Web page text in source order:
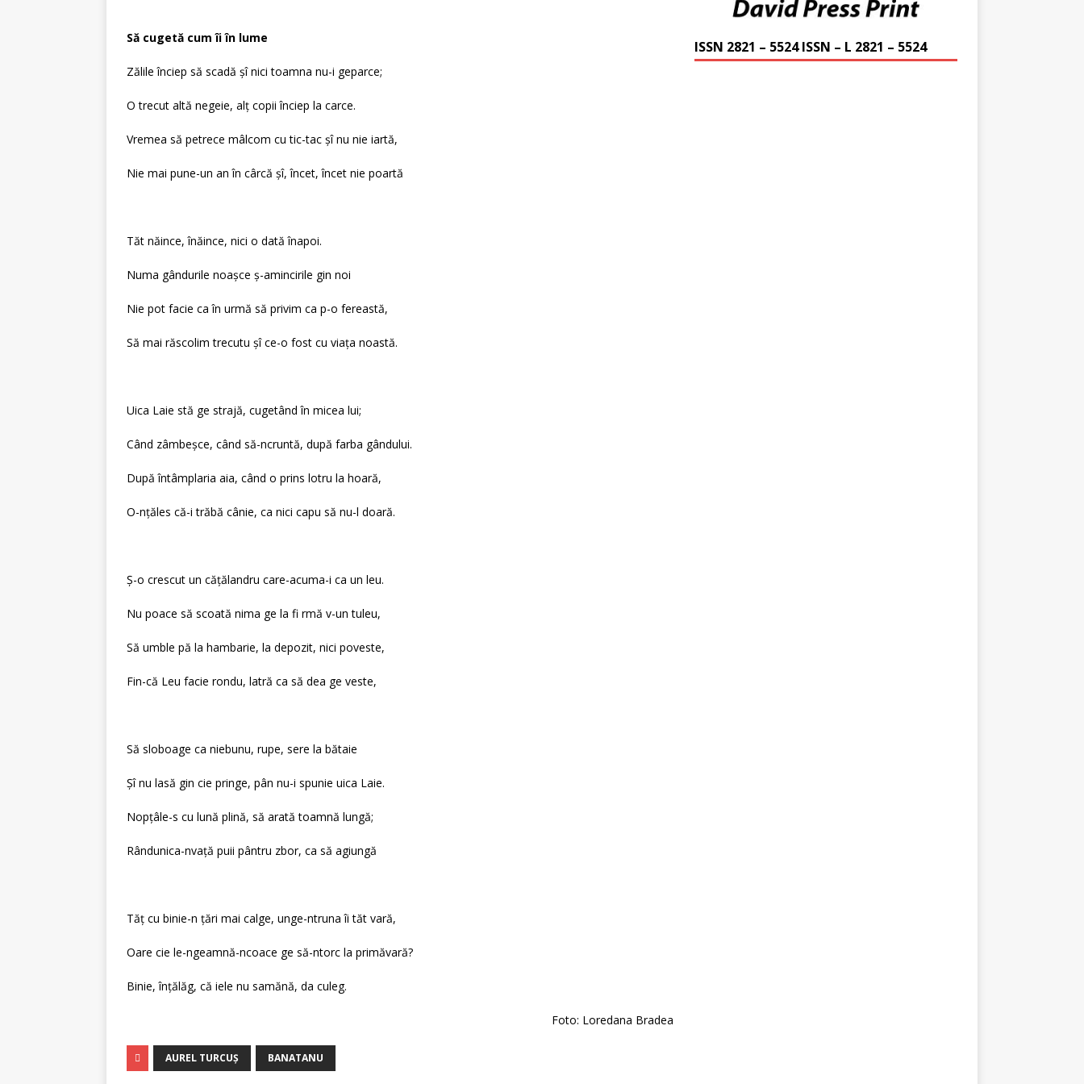
Să cugetă cum îi în lume
Zălile înciep să scadă şî nici toamna nu-i geparce;
O trecut altă negeie, alţ copii înciep la carce.
Vremea să petrece mâlcom cu tic-tac şî nu nie iartă,
Nie mai pune-un an în cârcă şî, încet, încet nie poartă
Tăt năince, înăince, nici o dată înapoi.
Numa gândurile noaşce ş-amincirile gin noi
Nie pot facie ca în urmă să privim ca p-o fereastă,
Să mai răscolim trecutu şî ce-o fost cu viaţa noastă.
Uica Laie stă ge strajă, cugetând în micea lui;
Când zâmbeşce, când să-ncruntă, după farba gândului.
După întâmplaria aia, când o prins lotru la hoară,
O-nţăles că-i trăbă cânie, ca nici capu să nu-l doară.
Ş-o crescut un căţălandru care-acuma-i ca un leu.
Nu poace să scoată nima ge la fi rmă v-un tuleu,
Să umble pă la hambarie, la depozit, nici poveste,
Fin-că Leu facie rondu, latră ca să dea ge veste,
Să sloboage ca niebunu, rupe, sere la bătaie
Şî nu lasă gin cie pringe, pân nu-i spunie uica Laie.
Nopţâle-s cu lună plină, să arată toamnă lungă;
Rândunica-nvaţă puii pântru zbor, ca să agiungă
Tăţ cu binie-n ţări mai calge, unge-ntruna îi tăt vară,
Oare cie le-ngeamnă-ncoace ge să-ntorc la primăvară?
Binie, înţălăg, că iele nu samănă, da culeg.
Foto: Loredana Bradea
AUREL TURCUȘ BANATANU
ISSN 2821 – 5524 ISSN – L 2821 – 5524